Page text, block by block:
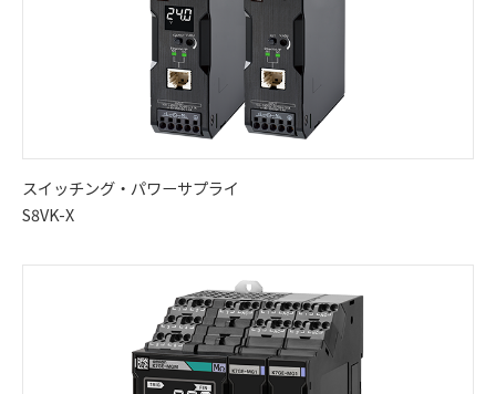
スイッチング・パワーサプライ
S8VK-X